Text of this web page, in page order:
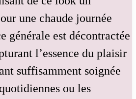
une chaude journée
générale est décontractée
l’essence du plaisir
suffisamment soignée
ou les